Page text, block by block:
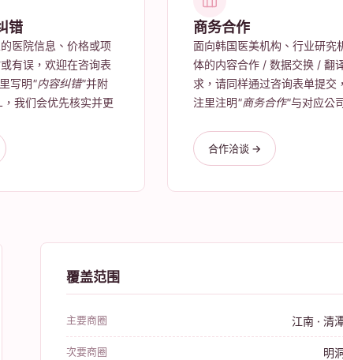
错
医院信息、价格或项
有误，欢迎在咨询表
写明"内容纠错"并附
，我们会优先核实并更
商务合作
面向韩国医美机构、行业研究
体的内容合作 / 数据交换 / 翻
求，请同样通过咨询表单提交
注里注明"商务合作"与对应公
合作洽谈 →
覆盖范围
主要商圈 江南· 清
次要商圈 明